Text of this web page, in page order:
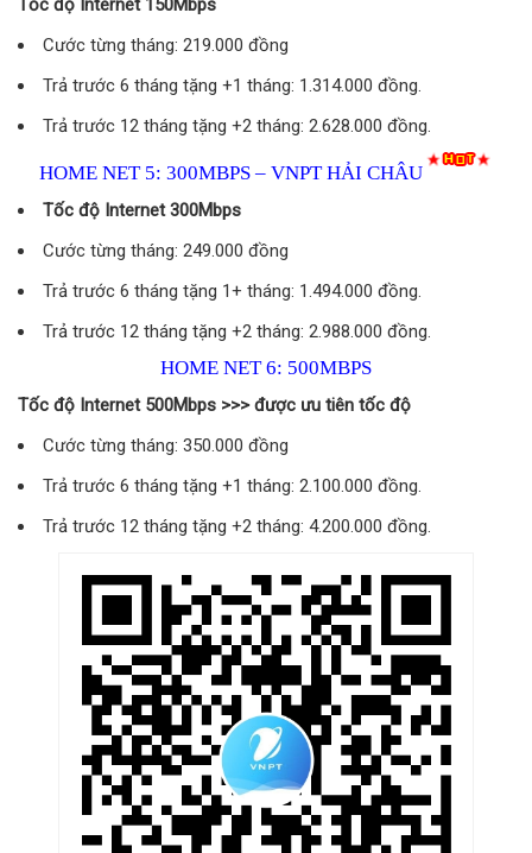
Tốc độ Internet 150Mbps
Cước từng tháng: 219.000 đồng
Trả trước 6 tháng tặng +1 tháng: 1.314.000 đồng.
Trả trước 12 tháng tặng +2 tháng: 2.628.000 đồng.
HOME NET 5: 300MBPS – VNPT HẢI CHÂU
Tốc độ Internet 300Mbps
Cước từng tháng: 249.000 đồng
Trả trước 6 tháng tặng 1+ tháng: 1.494.000 đồng.
Trả trước 12 tháng tặng +2 tháng: 2.988.000 đồng.
HOME NET 6: 500MBPS
Tốc độ Internet 500Mbps >>> được ưu tiên tốc độ
Cước từng tháng: 350.000 đồng
Trả trước 6 tháng tặng +1 tháng: 2.100.000 đồng.
Trả trước 12 tháng tặng +2 tháng: 4.200.000 đồng.